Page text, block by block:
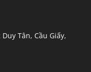
Tân, Cầu Giấy,